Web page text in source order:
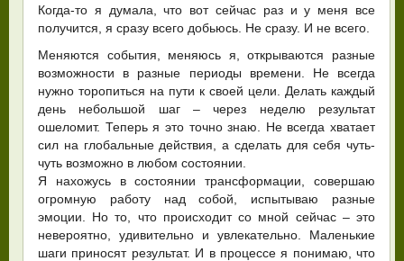
Когда-то я думала, что вот сейчас раз и у меня все
получится, я сразу всего добьюсь. Не сразу. И не всего.
Меняются события, меняюсь я, открываются разные
возможности в разные периоды времени. Не всегда
нужно торопиться на пути к своей цели. Делать каждый
день небольшой шаг – через неделю результат
ошеломит. Теперь я это точно знаю. Не всегда хватает
сил на глобальные действия, а сделать для себя чуть-
чуть возможно в любом состоянии.
Я нахожусь в состоянии трансформации, совершаю
огромную работу над собой, испытываю разные
эмоции. Но то, что происходит со мной сейчас – это
невероятно, удивительно и увлекательно. Маленькие
шаги приносят результат. И в процессе я понимаю, что